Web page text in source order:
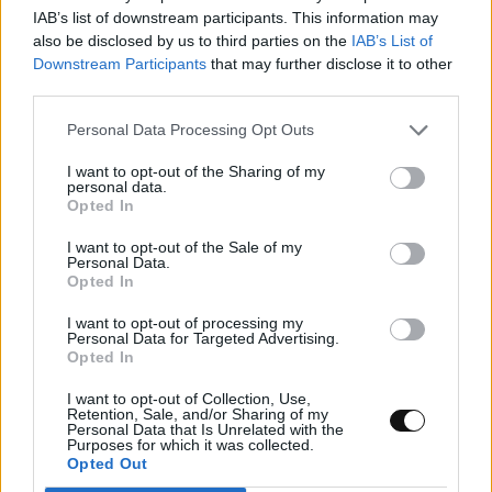
IAB’s list of downstream participants. This information may
also be disclosed by us to third parties on the IAB’s List of
Downstream Participants that may further disclose it to other
Personal Data Processing Opt Outs
I want to opt-out of the Sharing of my
personal data.
Opted In
I want to opt-out of the Sale of my
Personal Data.
Opted In
I want to opt-out of processing my
Personal Data for Targeted Advertising.
Opted In
I want to opt-out of Collection, Use,
Retention, Sale, and/or Sharing of my
Personal Data that Is Unrelated with the
Purposes for which it was collected.
Opted Out
Code και Google Antigravity εξέθεσε 50
εκατ. προγραμματιστές